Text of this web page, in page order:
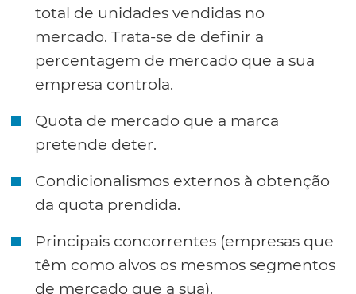
total de unidades vendidas no
mercado. Trata-se de definir a
percentagem de mercado que a sua
empresa controla.
Quota de mercado que a marca
pretende deter.
Condicionalismos externos à obtenção
da quota prendida.
Principais concorrentes (empresas que
têm como alvos os mesmos segmentos
de mercado que a sua).